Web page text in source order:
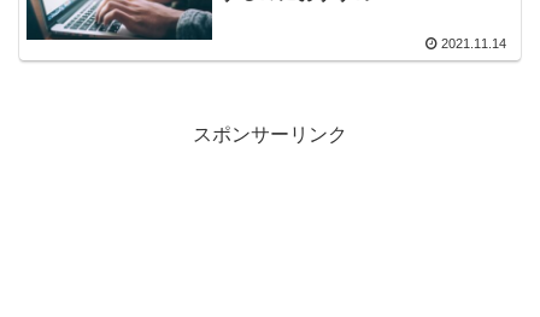
2021.11.14
スポンサーリンク